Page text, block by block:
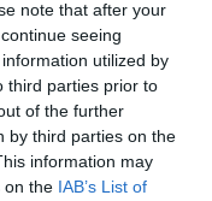
note that after your
seeing
utilized by
third parties prior to
of the further
by third parties on the
information may
on the IAB’s List of